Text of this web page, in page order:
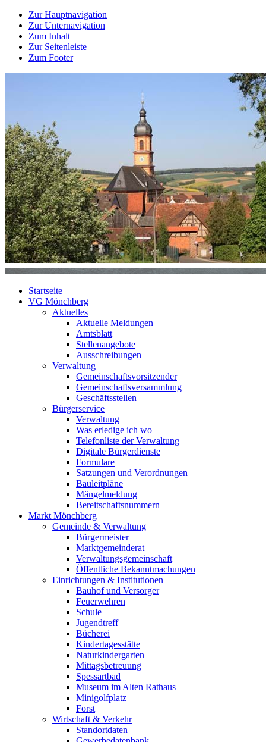
Zur Hauptnavigation
Zur Unternavigation
Zum Inhalt
Zur Seitenleiste
Zum Footer
Startseite
VG Mönchberg
Aktuelles
Aktuelle Meldungen
Amtsblatt
Stellenangebote
Ausschreibungen
Verwaltung
Gemeinschaftsvorsitzender
Gemeinschaftsversammlung
Geschäftsstellen
Bürgerservice
Verwaltung
Was erledige ich wo
Telefonliste der Verwaltung
Digitale Bürgerdienste
Formulare
Satzungen und Verordnungen
Bauleitpläne
Mängelmeldung
Bereitschaftsnummern
Markt Mönchberg
Gemeinde & Verwaltung
Bürgermeister
Marktgemeinderat
Verwaltungsgemeinschaft
Öffentliche Bekanntmachungen
Einrichtungen & Institutionen
Bauhof und Versorger
Feuerwehren
Schule
Jugendtreff
Bücherei
Kindertagesstätte
Naturkindergarten
Mittagsbetreuung
Spessartbad
Museum im Alten Rathaus
Minigolfplatz
Forst
Wirtschaft & Verkehr
Standortdaten